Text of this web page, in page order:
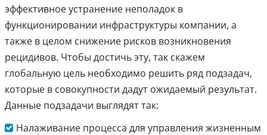
эффективное устранение неполадок в
функционировании инфраструктуры компании, а
также в целом снижение рисков возникновения
рецидивов. Чтобы достичь эту, так скажем
глобальную цель необходимо решить ряд подзадач,
которые в совокупности дадут ожидаемый результат.
Данные подзадачи выглядят так:
Налаживание процесса для управления жизненным